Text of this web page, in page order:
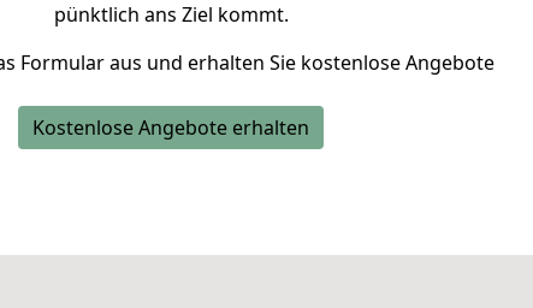
pünktlich ans Ziel kommt.
Formular aus und erhalten Sie kostenlose Angebote
Kostenlose Angebote erhalten